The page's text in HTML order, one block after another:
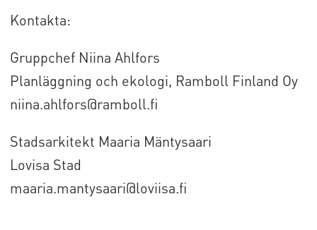
Kontakta:
Gruppchef Niina Ahlfors
Planläggning och ekologi, Ramboll Finland Oy
niina.ahlfors@ramboll.fi
Stadsarkitekt Maaria Mäntysaari
Lovisa Stad
maaria.mantysaari@loviisa.fi